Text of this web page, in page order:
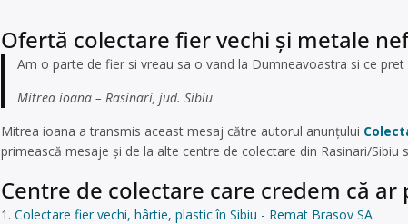
Ofertă colectare fier vechi și metale
Am o parte de fier si vreau sa o vand la Dumneavoastra si ce
Mitrea ioana – Rasinari, jud. Sibiu
Mitrea ioana a transmis aceast mesaj către autorul anunțului
primească mesaje și de la alte centre de colectare din Rasinari/Sibiu
Centre de colectare care credem că
Colectare fier vechi, hârtie, plastic în Sibiu - Remat Brasov SA